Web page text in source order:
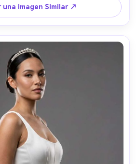
de la hora dorada soñadora, brillo de
de encaje, estado de ánimo
fotografía de retrato profesional- -
ar 4:5
una imagen Similar ↗